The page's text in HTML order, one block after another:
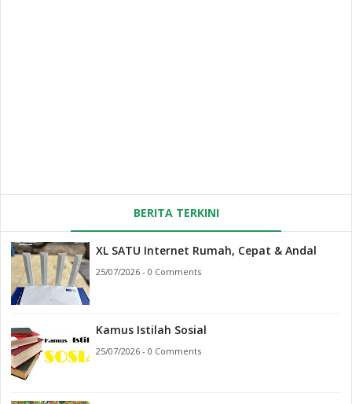
BERITA TERKINI
XL SATU Internet Rumah, Cepat & Andal
25/07/2026 - 0 Comments
Kamus Istilah Sosial
25/07/2026 - 0 Comments